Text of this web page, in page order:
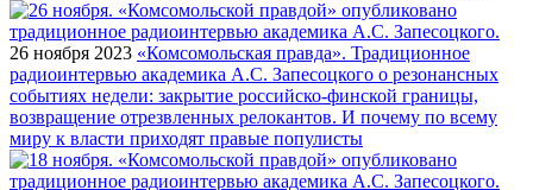
26 ноября 2023 «Комсомольская правда». Традиционное
радиоинтервью академика А.С. Запесоцкого о резонансных
событиях недели: закрытие российско-финской границы,
возвращение отрезвленных релокантов. И почему по всему
миру к власти приходят правые популисты